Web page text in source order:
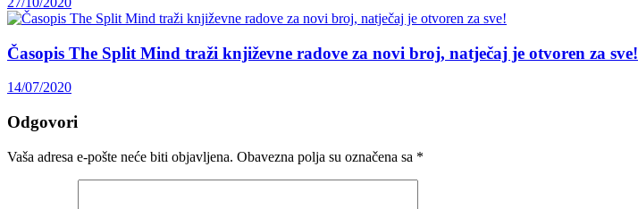
Časopis The Split Mind traži književne radove za novi broj, natječaj je otvoren za sve!
14/07/2020
Odgovori
Vaša adresa e-pošte neće biti objavljena. Obavezna polja su označena sa *